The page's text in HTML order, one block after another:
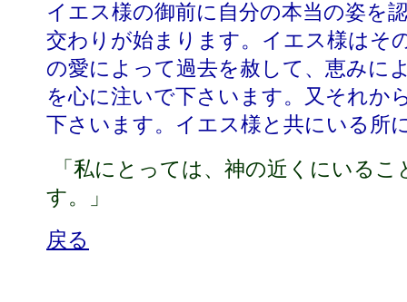
イエス様の御前に自分の本当の姿を
交わりが始まります。イエス様はそ
の愛によって過去を赦して、恵みに
を心に注いで下さいます。又それか
下さいます。イエス様と共にいる所
「私にとっては、神の近くにいる
す。」
戻る